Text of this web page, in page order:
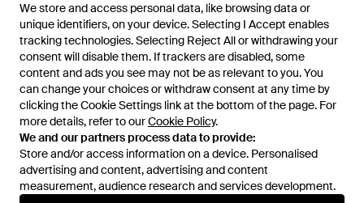
We store and access personal data, like browsing data or
unique identifiers, on your device. Selecting I Accept enables
tracking technologies. Selecting Reject All or withdrawing your
consent will disable them. If trackers are disabled, some
content and ads you see may not be as relevant to you. You
can change your choices or withdraw consent at any time by
clicking the Cookie Settings link at the bottom of the page. For
more details, refer to ourCookie Policy.
We and our partners process data to provide:
Store and/or access information on a device. Personalised
advertising and content, advertising and content
measurement, audience research and services development.
Prima disponibile presso:Miinto